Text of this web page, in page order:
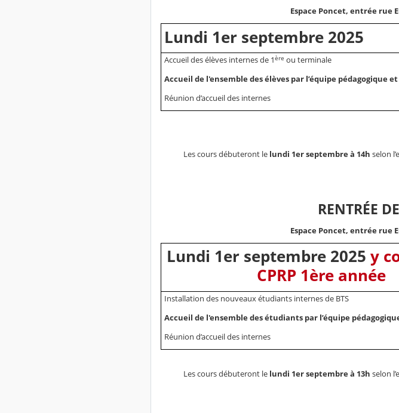
Espace Poncet, entrée rue
Lundi 1er septembre 2025
Accueil des élèves internes de 1ère ou terminale
Accueil de l'ensemble des élèves par l’équipe pédagogique
Réunion d’accueil des internes
Les cours débuteront le lundi 1er septembre à 14h selon
RENTRÉE
Espace Poncet, entrée rue
Lundi 1er septembre 2025 y
CPRP 1ère année
Installation des nouveaux étudiants internes de BTS
Accueil de l'ensemble des étudiants par l’équipe
Réunion d’accueil des internes
Les cours débuteront le lundi 1er septembre à 13h selon